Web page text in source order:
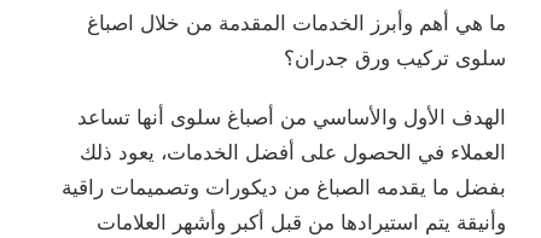
ما هي أهم وأبرز الخدمات المقدمة من خلال اصباغ
سلوى تركيب ورق جدران؟
الهدف الأول والأساسي من أصباغ سلوى أنها تساعد
العملاء في الحصول على أفضل الخدمات، يعود ذلك
بفضل ما يقدمه الصباغ من ديكورات وتصميمات راقية
وأنيقة يتم استيرادها من قبل أكبر وأشهر العلامات